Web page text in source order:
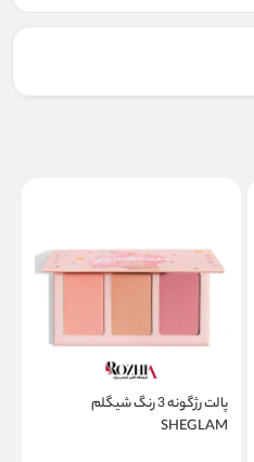
پالت رژگونه 3 رنگ شیگلم
SHEGLAM